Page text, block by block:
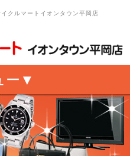
クルマートイオンタウン平岡店